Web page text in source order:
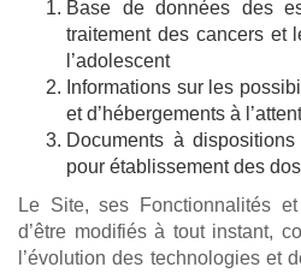
Base de données des
traitement des cancers et
l’adolescent
Informations sur les
et d’hébergements à
Documents à
pour établissement des
Le Site, ses Fonctionnalités
d’être modifiés à tout instant,
l’évolution des technologies et